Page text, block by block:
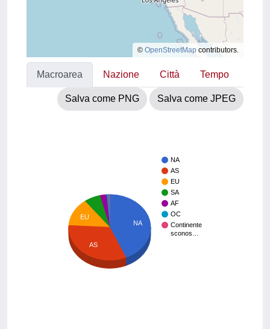
© OpenStreetMap contributors.
Macroarea Nazione Città Tempo
Salva come PNG Salva come JPEG
NA
AS
EU
SA
AF
OC
Continente
sconos…
NA
EU
AS